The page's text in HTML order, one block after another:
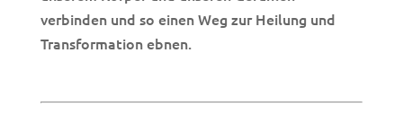
verbinden und so einen Weg zur Heilung und
Transformation ebnen.